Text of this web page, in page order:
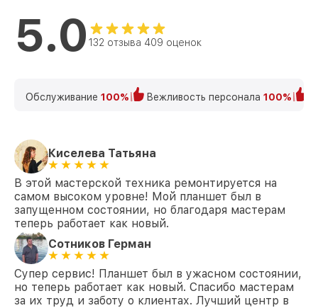
5.0 132 отзыва 409 оценок
Обслуживание 100% Вежливость персонала 100%
Киселева Татьяна
В этой мастерской техника ремонтируется на
самом высоком уровне! Мой планшет был в
запущенном состоянии, но благодаря мастерам
теперь работает как новый.
Сотников Герман
Супер сервис! Планшет был в ужасном состоянии,
но теперь работает как новый. Спасибо мастерам
за их труд и заботу о клиентах. Лучший центр в